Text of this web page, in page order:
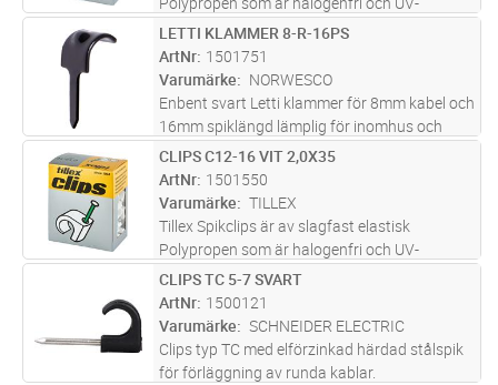
beständig i hög kvalité från fabriken i
Danmark. För runda kablar 10-14mm i färgen
Svart. Elförzinkad härdad stålspik 2,0x
mer
FP Lägg i kundvagn
LETTI KLAMMER 8-R-16PS
ArtNr 1501751
Varumärke
NORWESCO
Enbent svart Letti klammer för 8mm kabel och
16mm spiklängd lämplig för inomhus och
utomhusinstallation. Elförzinkad och
plastbelagd klammer som med sin smäckra
design och utformning ger en diskret i
mer
FP Lägg i kundvagn
CLIPS C12-16 VIT 2,0X35
ArtNr 1501550
Varumärke
TILLEX
Tillex Spikclips är av slagfast elastisk
Polypropen som är halogenfri och UV-
beständig i hög kvalité från fabriken i
Danmark. För runda kablar 12-16mm i färgen
Vit. Elförzinkad härdad stålspik 2,0x35
mer
FP Lägg i kundvagn
CLIPS TC 5-7 SVART
ArtNr 1500121
Varumärke
SCHNEIDER ELECTRIC
Clips typ TC med elförzinkad härdad stålspik
för förläggning av runda kablar.